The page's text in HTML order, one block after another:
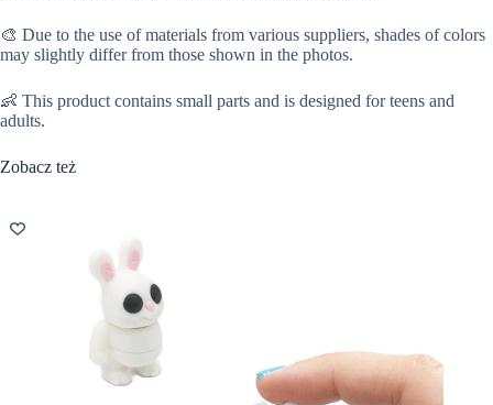
🎨 Due to the use of materials from various suppliers, shades of colors
may slightly differ from those shown in the photos.
👶 This product contains small parts and is designed for teens and
adults.
Zobacz też